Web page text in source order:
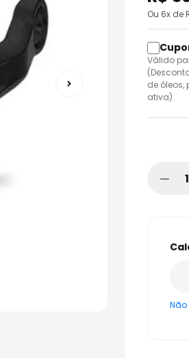
Ou 6x de
Válido
de óleos,
ativa)
Não